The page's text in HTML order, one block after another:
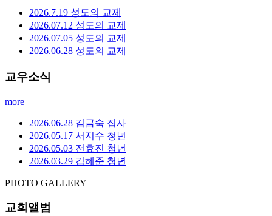
2026.7.19 성도의 교제
2026.07.12 성도의 교제
2026.07.05 성도의 교제
2026.06.28 성도의 교제
교우소식
more
2026.06.28 김금숙 집사
2026.05.17 서지수 청년
2026.05.03 전효진 청년
2026.03.29 김혜준 청년
PHOTO GALLERY
교회앨범